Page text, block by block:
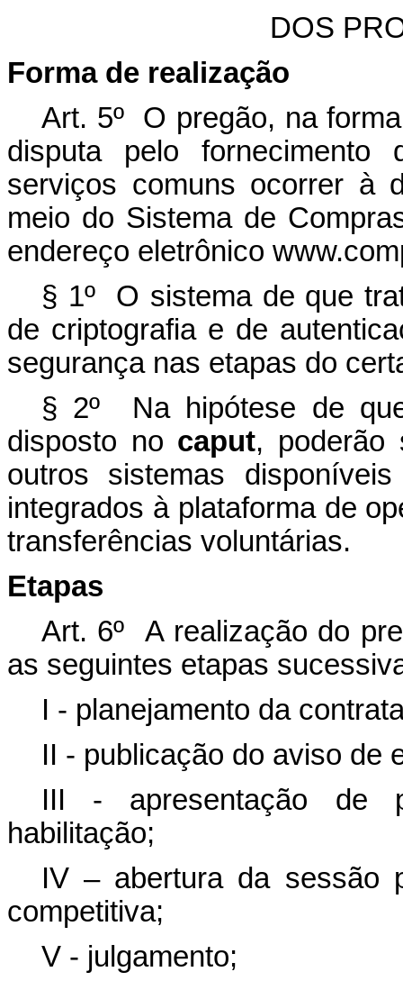
DOS
Forma de realização
Art. 5º O pregão, na
disputa pelo
serviços comuns ocorrer à
meio do Sistema de
endereço eletrônico
§ 1º O sistema de que
de criptografia e de
segurança nas etapas do
§ 2º Na hipótese de
disposto no caput, poderão
outros sistemas
integrados à plataforma de
transferências voluntárias.
Etapas
Art. 6º A realização do
as seguintes etapas
I - planejamento da
II - publicação do aviso de
III - apresentação de
habilitação;
IV – abertura da sessão
competitiva;
V - julgamento;